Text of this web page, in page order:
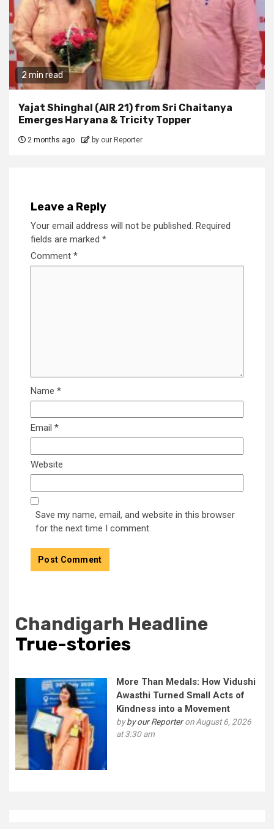
2 min read
Yajat Shinghal (AIR 21) from Sri Chaitanya
Emerges Haryana & Tricity Topper
2 months ago by our Reporter
Leave a Reply
Your email address will not be published. Required
fields are marked *
Comment *
Name *
Email *
Website
Save my name, email, and website in this browser
for the next time I comment.
Chandigarh Headline
True-stories
More Than Medals: How Vidushi
Awasthi Turned Small Acts of
Kindness into a Movement
byby our Reporteron August 6, 2026
at 3:30 am